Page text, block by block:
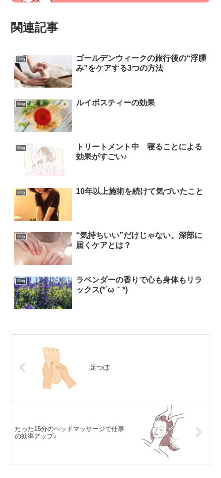
関連記事
Blog
ゴールデンウィークの旅行後の“浮腫
み”をケアする3つの方法
Blog ルイボスティーの効果
Blog
トリートメント中 寝ることによる
効果がすごい♪
Blog 10年以上施術を続けて気づいたこと
Blog
“気持ちいい”だけじゃない。深部に
届くケアとは？
Blog
ラベンダーの香りで心も身体もリラ
ックス(*´ω｀*)
足つぼ
たった15分のヘッドマッサージで仕事
の効率アップ♪